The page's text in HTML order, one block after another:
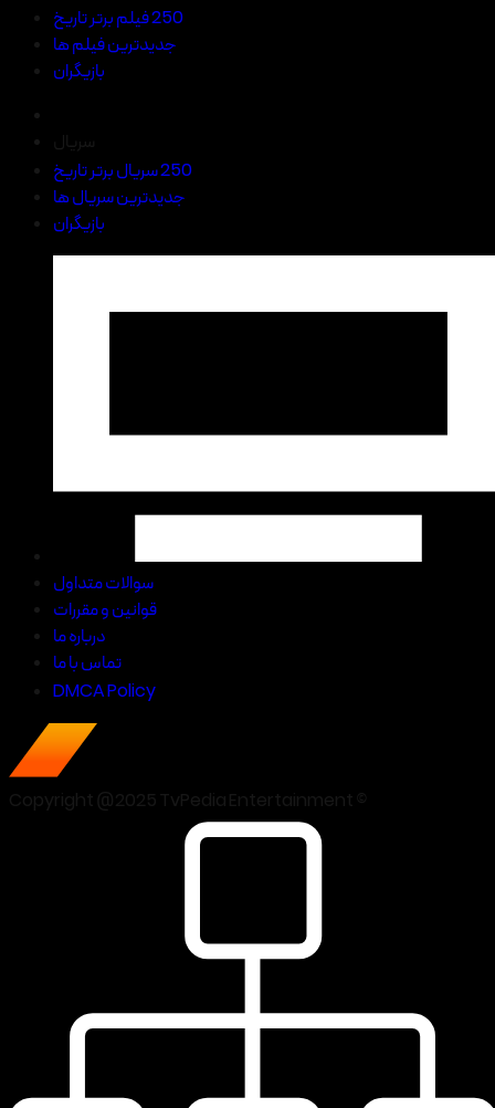
250 فیلم برتر تاریخ
جدیدترین فیلم ها
بازیگران
250 سریال برتر تاریخ
جدیدترین سریال ها
بازیگران
سوالات متداول
قوانین و مقررات
درباره ما
تماس با ما
DMCA Policy